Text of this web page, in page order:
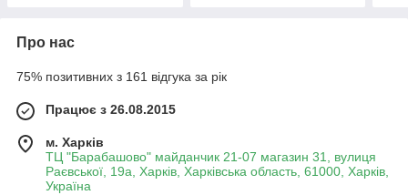
Про нас
75% позитивних з 161 відгука за рік
Працює з 26.08.2015
м. Харків
ТЦ "Барабашово" майданчик 21-07 магазин 31, вулиця
Раєвської, 19а, Харків, Харківська область, 61000, Харків,
Україна